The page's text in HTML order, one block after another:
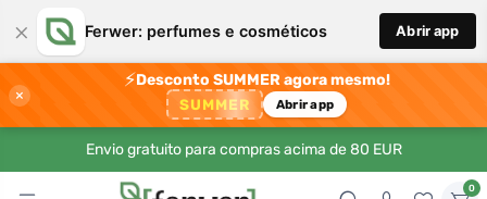
× Ferwer: perfumes e cosméticos Abrir app
×
⚡Desconto SUMMER agora mesmo!
SUMMER Abrir app
Envio gratuito para compras acima de 80 EUR
0